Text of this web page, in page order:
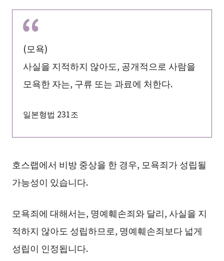
(모욕)
사실을 지적하지 않아도, 공개적으로 사람을
모욕한 자는, 구류 또는 과료에 처한다.
일본형법 231조
호스랩에서 비방 중상을 한 경우, 모욕죄가 성립될
가능성이 있습니다.
모욕죄에 대해서는, 명예훼손죄와 달리, 사실을 지
적하지 않아도 성립하므로, 명예훼손죄보다 넓게
성립이 인정됩니다.